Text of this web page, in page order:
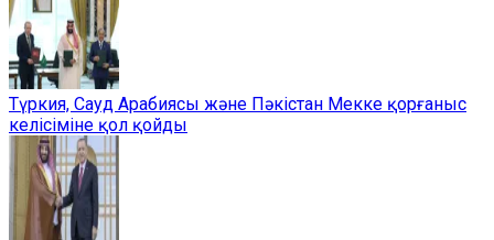
Түркия, Сауд Арабиясы және Пәкістан Мекке қорғаныс
келісіміне қол қойды